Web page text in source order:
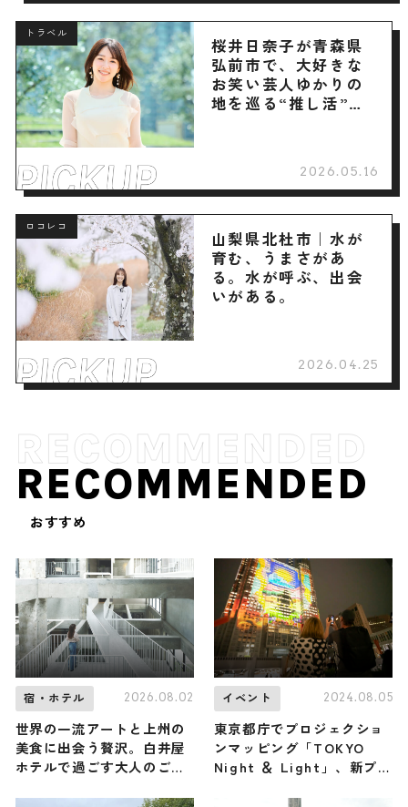
トラベル
桜井日奈子が青森県
弘前市で、大好きな
お笑い芸人ゆかりの
地を巡る“推し活”旅
2026.05.16
ロコレコ
山梨県北杜市｜水が
育む、うまさがあ
る。水が呼ぶ、出会
いがある。
2026.04.25
RECOMMENDED
おすすめ
宿・ホテル 2026.08.02
世界の一流アートと上州の
美食に出会う贅沢。白井屋
ホテルで過ごす大人のご褒
イベント 2024.08.05
東京都庁でプロジェクショ
ンマッピング「TOKYO
Night ＆ Light」、新プロ